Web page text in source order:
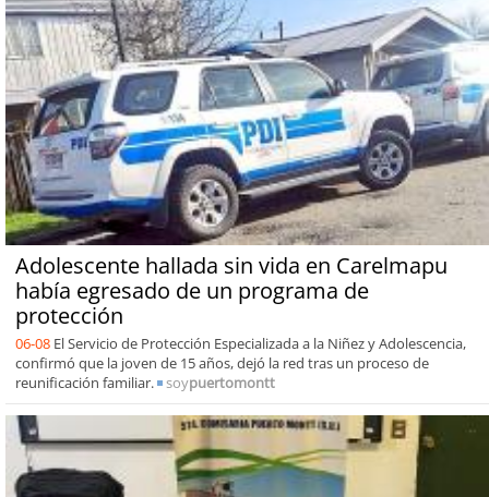
Adolescente hallada sin vida en Carelmapu
había egresado de un programa de
protección
06-08 El Servicio de Protección Especializada a la Niñez y Adolescencia,
confirmó que la joven de 15 años, dejó la red tras un proceso de
reunificación familiar.
soypuertomontt